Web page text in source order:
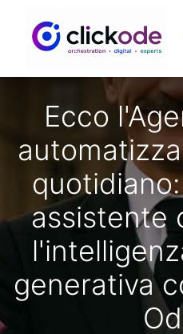
Ecco
assistente
generativa